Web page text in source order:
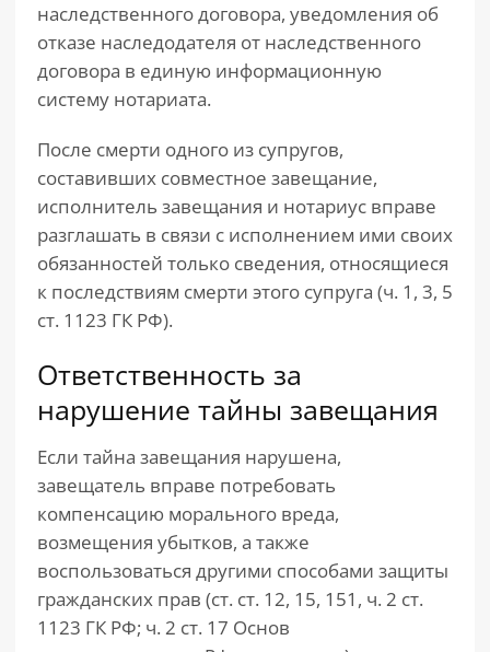
наследственного договора, уведомления об
отказе наследодателя от наследственного
договора в единую информационную
систему нотариата.
После смерти одного из супругов,
составивших совместное завещание,
исполнитель завещания и нотариус вправе
разглашать в связи с исполнением ими своих
обязанностей только сведения, относящиеся
к последствиям смерти этого супруга (ч. 1, 3, 5
ст. 1123 ГК РФ).
Ответственность за
нарушение тайны завещания
Если тайна завещания нарушена,
завещатель вправе потребовать
компенсацию морального вреда,
возмещения убытков, а также
воспользоваться другими способами защиты
гражданских прав (ст. ст. 12, 15, 151, ч. 2 ст.
1123 ГК РФ; ч. 2 ст. 17 Основ